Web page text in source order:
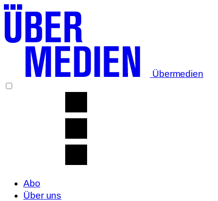
Übermedien
Abo
Über uns